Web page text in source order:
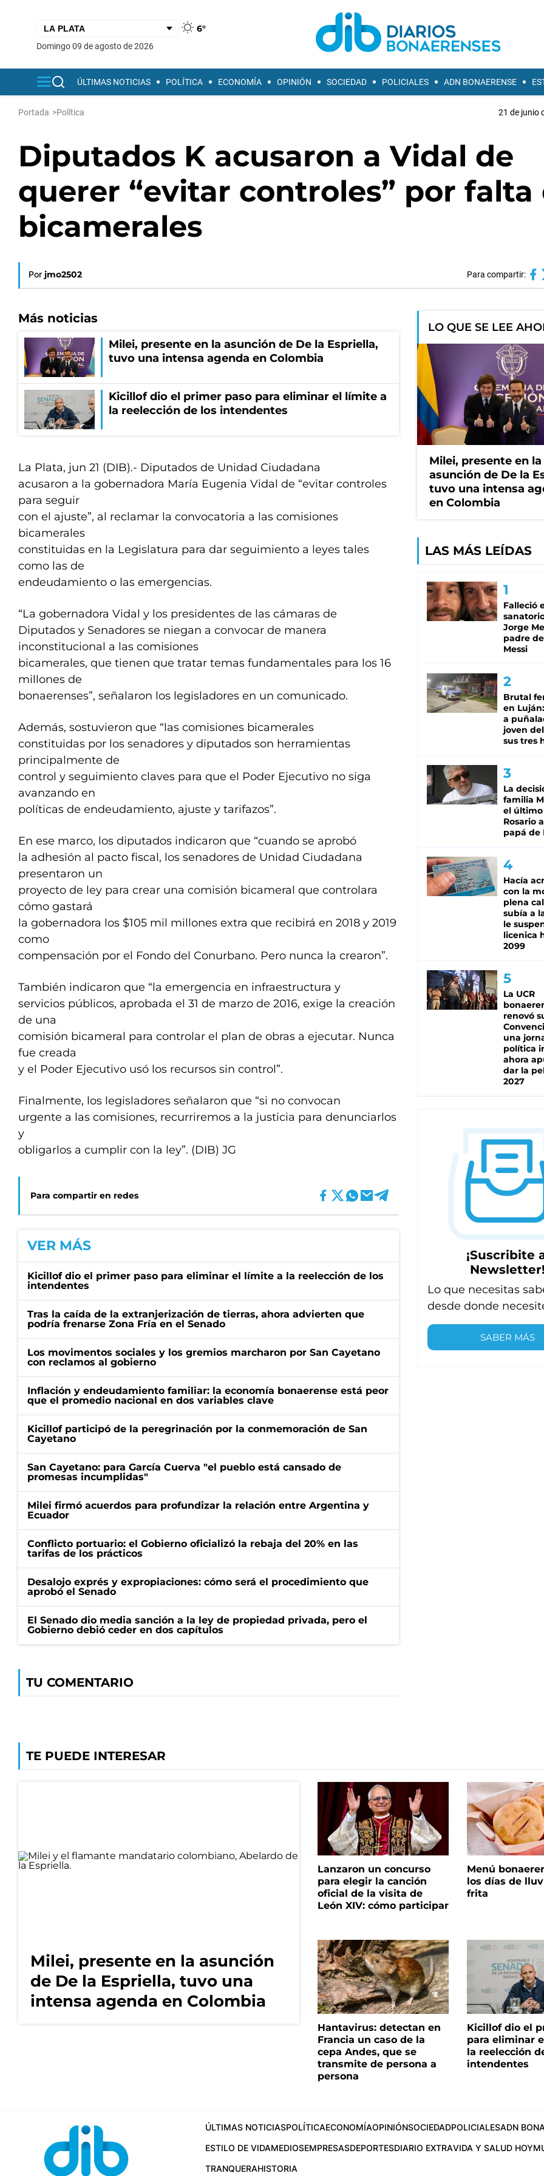
6°
domingo 09 de agosto de 2026
ÚLTIMAS NOTICIAS POLÍTICA ECONOMÍA OPINIÓN SOCIEDAD POLICIALES ADN BONAERENSE
Portada >Política 21 de junio
Diputados K acusaron a Vidal de
querer “evitar controles” por falta
bicamerales
Por jmo2502 Para compartir:
Más noticias
Milei, presente en la asunción de De la Espriella,
tuvo una intensa agenda en Colombia
Kicillof dio el primer paso para eliminar el límite a
la reelección de los intendentes
La Plata, jun 21 (DIB).- Diputados de Unidad Ciudadana
acusaron a la gobernadora María Eugenia Vidal de “evitar controles
para seguir
con el ajuste”, al reclamar la convocatoria a las comisiones
bicamerales
constituidas en la Legislatura para dar seguimiento a leyes tales
como las de
endeudamiento o las emergencias.
“La gobernadora Vidal y los presidentes de las cámaras de
Diputados y Senadores se niegan a convocar de manera
inconstitucional a las comisiones
bicamerales, que tienen que tratar temas fundamentales para los 16
millones de
bonaerenses”, señalaron los legisladores en un comunicado.
Además, sostuvieron que “las comisiones bicamerales
constituidas por los senadores y diputados son herramientas
principalmente de
control y seguimiento claves para que el Poder Ejecutivo no siga
avanzando en
políticas de endeudamiento, ajuste y tarifazos”.
En ese marco, los diputados indicaron que “cuando se aprobó
la adhesión al pacto fiscal, los senadores de Unidad Ciudadana
presentaron un
proyecto de ley para crear una comisión bicameral que controlara
cómo gastará
la gobernadora los $105 mil millones extra que recibirá en 2018 y 2019
como
compensación por el Fondo del Conurbano. Pero nunca la crearon”.
También indicaron que “la emergencia en infraestructura y
servicios públicos, aprobada el 31 de marzo de 2016, exige la creación
de una
comisión bicameral para controlar el plan de obras a ejecutar. Nunca
fue creada
y el Poder Ejecutivo usó los recursos sin control”.
Finalmente, los legisladores señalaron que “si no convocan
urgente a las comisiones, recurriremos a la justicia para denunciarlos
y
obligarlos a cumplir con la ley”. (DIB) JG
Para compartir en redes
VER MÁS
Kicillof dio el primer paso para eliminar el límite a la reelección de los
intendentes
Tras la caída de la extranjerización de tierras, ahora advierten que
podría frenarse Zona Fría en el Senado
Los movimentos sociales y los gremios marcharon por San Cayetano
con reclamos al gobierno
Inflación y endeudamiento familiar: la economía bonaerense está peor
que el promedio nacional en dos variables clave
Kicillof participó de la peregrinación por la conmemoración de San
Cayetano
San Cayetano: para García Cuerva "el pueblo está cansado de
promesas incumplidas"
Milei firmó acuerdos para profundizar la relación entre Argentina y
Ecuador
Conflicto portuario: el Gobierno oficializó la rebaja del 20% en las
tarifas de los prácticos
Desalojo exprés y expropiaciones: cómo será el procedimiento que
aprobó el Senado
El Senado dio media sanción a la ley de propiedad privada, pero el
Gobierno debió ceder en dos capítulos
TU COMENTARIO
LO QUE SE LEE
Milei, presente en la
asunción de De la
tuvo una intensa
en Colombia
LAS MÁS LEÍDAS
Falleció
Jorge
padre
Messi
Brutal
en
a
joven
sus tres
La
familia
el último
Rosario
papá de
Hacía
con la
plena
subía a
le
licenica
2099
La UCR
renovó
una
política
ahora
dar la
2027
¡Suscribite
Newsletter!
Lo que necesitas
desde donde
SABER MÁS
TE PUEDE INTERESAR
Milei, presente en la asunción
de De la Espriella, tuvo una
intensa agenda en Colombia
Lanzaron un concurso
para elegir la canción
oficial de la visita de
León XIV: cómo participar
Menú
los días de
frita
Hantavirus: detectan en
Francia un caso de la
cepa Andes, que se
transmite de persona a
persona
Kicillof dio el
para eliminar
la reelección
intendentes
ÚLTIMAS NOTICIASPOLÍTICAECONOMÍAOPINIÓNSOCIEDADPOLICIALESADN
ESTILO DE VIDAMEDIOSEMPRESASDEPORTESDIARIO EXTRAVIDA Y SALUD HOY
TRANQUERAHISTORIA